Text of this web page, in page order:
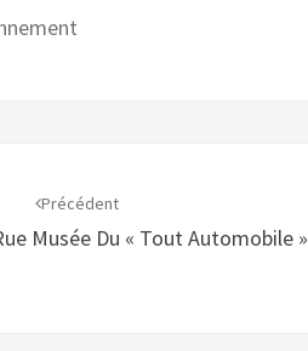
Précédent
Musée Du « Tout Automobile »